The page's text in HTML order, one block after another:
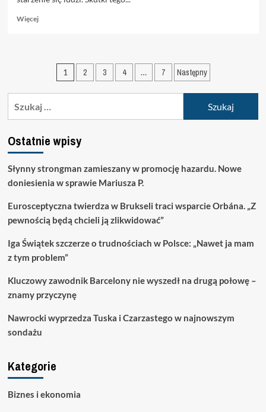
WięcejDowiedz
latem
–
jest
szkodliwe
jak
używki
i
niezdrowe
Stronicowanie
wpisów
1 2 3 4 … 7 Następny
Ostatnie wpisy
Słynny strongman zamieszany w promocję hazardu. Nowe
doniesienia w sprawie Mariusza P.
Eurosceptyczna twierdza w Brukseli traci wsparcie Orbána. „Z
pewnością będą chcieli ją zlikwidować”
Iga Świątek szczerze o trudnościach w Polsce: „Nawet ja mam
z tym problem”
Kluczowy zawodnik Barcelony nie wyszedł na drugą połowę –
znamy przyczynę
Nawrocki wyprzedza Tuska i Czarzastego w najnowszym
sondażu
Kategorie
Biznes i ekonomia